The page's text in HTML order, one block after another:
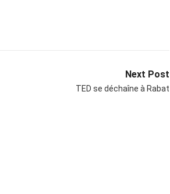
Next Post
TED se déchaîne à Rabat